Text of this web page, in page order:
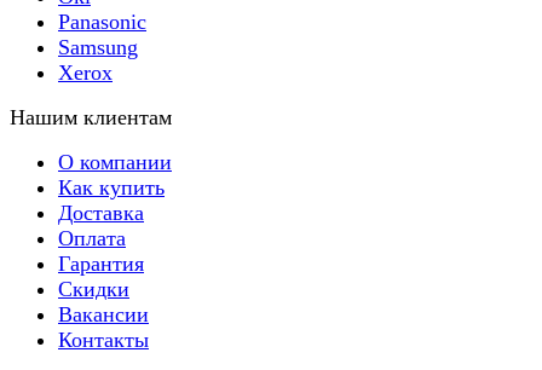
Panasonic
Samsung
Xerox
Нашим клиентам
О компании
Как купить
Доставка
Оплата
Гарантия
Скидки
Вакансии
Контакты